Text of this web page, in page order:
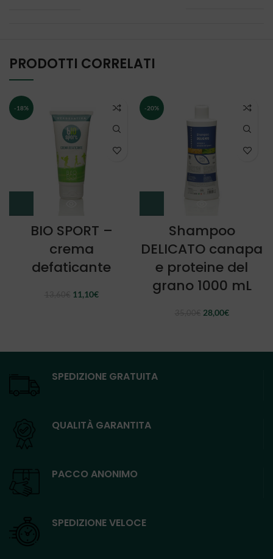
PRODOTTI CORRELATI
-18%
BIO SPORT –
crema
defaticante
Il
11,10€Il
-20%
Shampoo
DELICATO canapa
e proteine del
grano 1000 mL
Il
28,00€Il
SPEDIZIONE GRATUITA
QUALITÀ GARANTITA
PACCO ANONIMO
SPEDIZIONE VELOCE